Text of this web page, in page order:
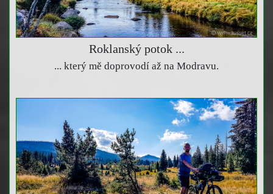
Roklanský potok ...
... který mě doprovodí až na Modravu.